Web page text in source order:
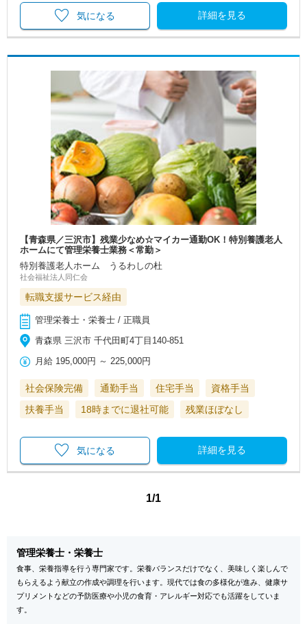
詳細を見る
気になる
【青森県／三沢市】残業少なめ☆マイカー通勤OK！特別養護老人
ホームにて管理栄養士業務＜常勤＞
特別養護老人ホーム うるわしの杜
社会福祉法人同仁会
転職支援サービス経由
管理栄養士・栄養士 / 正職員
青森県 三沢市 千代田町4丁目140-851
月給 195,000円 ～ 225,000円
社会保険完備 通勤手当 住宅手当
資格手当
扶養手当
18時までに退社可能 残業ほぼなし
詳細を見る
気になる
1/1
管理栄養士・栄養士
食事、栄養指導を行う専門家です。栄養バランスだけでなく、美味しく楽しんで
もらえるよう献立の作成や調理を行います。現代では食の多様化が進み、健康サ
プリメントなどの予防医療や小児の食育・アレルギー対応でも活躍をしていま
す。